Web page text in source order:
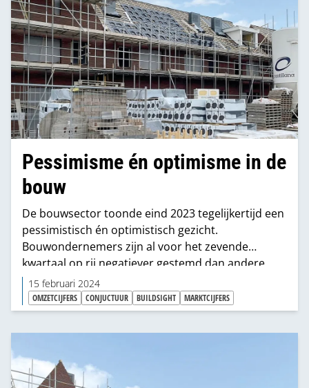
Pessimisme én optimisme in de
bouw
De bouwsector toonde eind 2023 tegelijkertijd een
pessimistisch én optimistisch gezicht.
Bouwondernemers zijn al voor het zevende
kwartaal op rij negatiever gestemd dan andere
ondernemers. Dat zegt Buildsight-directeur Michel
van Eekert.
15 februari 2024
OMZETCIJFERS CONJUCTUUR BUILDSIGHT MARKTCIJFERS